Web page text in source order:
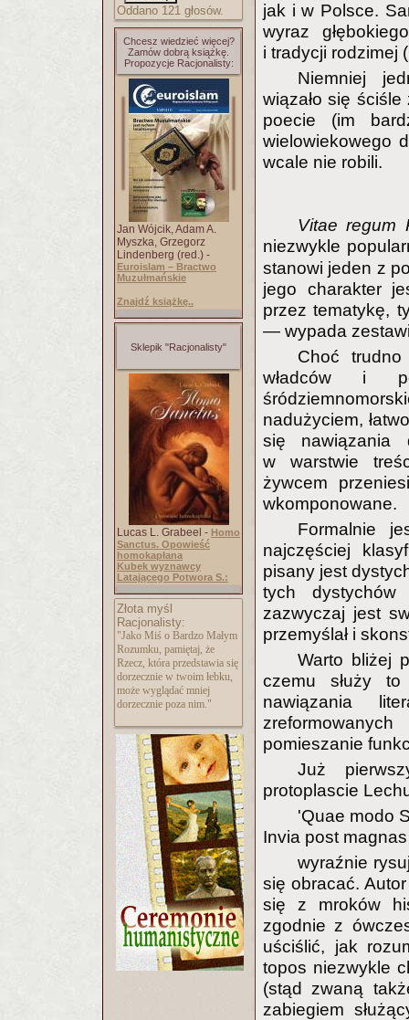
Oddano 121 głosów.
Chcesz wiedzieć więcej?
Zamów dobrą książkę.
Propozycje Racjonalisty:
Jan Wójcik, Adam A.
Myszka, Grzegorz
Lindenberg (red.) -
Euroislam – Bractwo
Muzułmańskie
Znajdź książkę..
Sklepik "Racjonalisty"
Lucas L. Grabeel - Homo
Sanctus. Opowieść
homokapłana
Kubek wyznawcy
Latającego Potwora S.:
Złota myśl
Racjonalisty:
"Jako Miś o Bardzo Małym
Rozumku, pamiętaj, że
Rzecz, która przedstawia się
dorzecznie w twoim łebku,
może wyglądać mniej
dorzecznie poza nim."
jak i w Polsce.
wyraz
i tradycji rodzimej
Niemniej
wiązało się
poecie (im
wielowiekowego
wcale nie robili.
Vitae regum
niezwykle
stanowi jeden z
jego charakter
przez tematykę,
— wypada
Choć
władców i
nadużyciem,
się nawiązania
w warstwie
żywcem
wkomponowane.
Formalnie
najczęściej
pisany jest
tych
zazwyczaj jest
przemyślał i
Warto bliżej
czemu służy
nawiązania
pomieszanie
Już
protoplascie
'Quae modo
Invia post
wyraźnie
się obracać.
się z mroków
zgodnie z
uściślić, jak
topos niezwykle
(stąd zwaną
zabiegiem